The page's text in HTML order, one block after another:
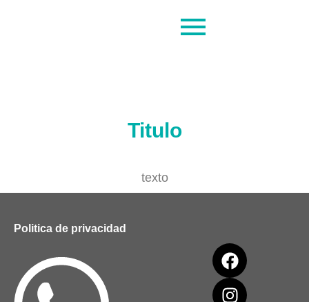
Titulo
texto
Politica de privacidad